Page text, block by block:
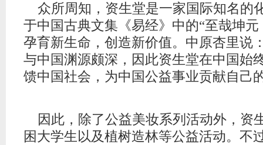
众所周知，资生堂是一家国际知名的
于中国古典文集《易经》中的“至哉坤
孕育新生命，创造新价值。中原杏里说
与中国渊源颇深，因此资生堂在中国始
馈中国社会，为中国公益事业贡献自己
因此，除了公益美妆系列活动外，资
困大学生以及植树造林等公益活动。不